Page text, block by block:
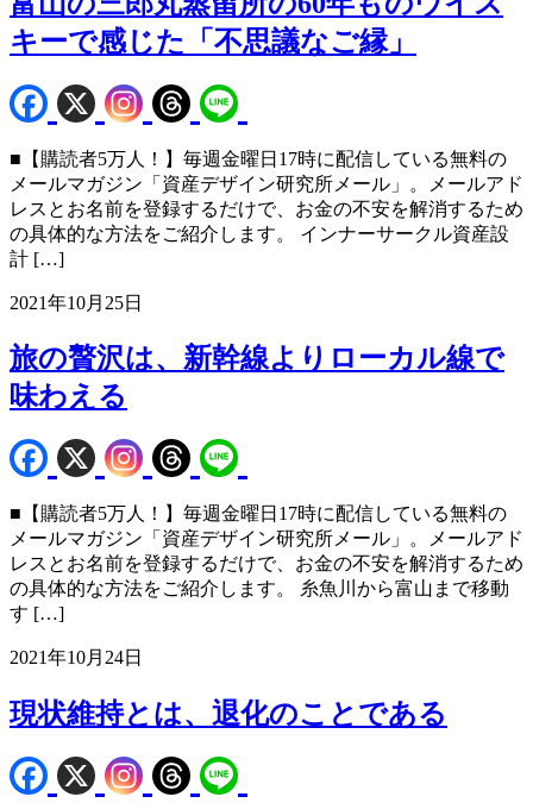
キーで感じた「不思議なご縁」
■【購読者5万人！】毎週金曜日17時に配信している無料の
メールマガジン「資産デザイン研究所メール」。メールアド
レスとお名前を登録するだけで、お金の不安を解消するため
の具体的な方法をご紹介します。 インナーサークル資産設
計 […]
2021年10月25日
旅の贅沢は、新幹線よりローカル線で
味わえる
■【購読者5万人！】毎週金曜日17時に配信している無料の
メールマガジン「資産デザイン研究所メール」。メールアド
レスとお名前を登録するだけで、お金の不安を解消するため
の具体的な方法をご紹介します。 糸魚川から富山まで移動
す […]
2021年10月24日
現状維持とは、退化のことである